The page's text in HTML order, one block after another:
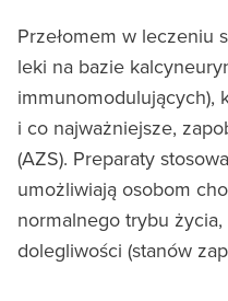
Przełomem w leczeniu
leki na bazie
immunomodulujących),
i co najważniejsze,
(AZS). Preparaty
umożliwiają osobom
normalnego trybu
dolegliwości (stanów